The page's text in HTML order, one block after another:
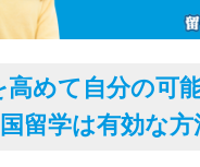
高めて自分の可
留学は有効な方